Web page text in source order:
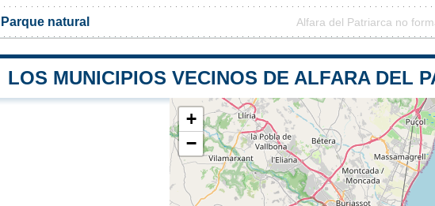
Parque natural Alfara del Patriarca no
LOS MUNICIPIOS VECINOS DE ALFARA DEL
+
−